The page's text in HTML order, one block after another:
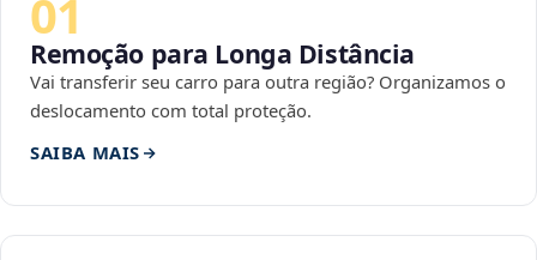
01
Remoção para Longa Distância
Vai transferir seu carro para outra região? Organizamos o
deslocamento com total proteção.
SAIBA MAIS